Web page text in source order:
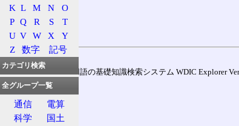
通信用語の基礎知識検索システム WDIC Explorer
K L M N
O
P Q R S
T
U V W X
Y
Z
数字 記号
カテゴリ検索
全グループ一覧
通信
電算
科学
国土